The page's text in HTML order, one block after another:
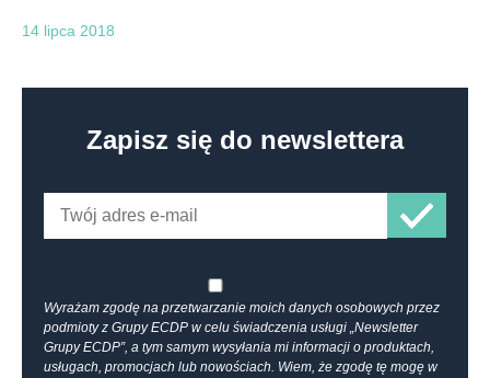
14 lipca 2018
Zapisz się do newslettera
Wyrażam zgodę na przetwarzanie moich danych osobowych przez
podmioty z Grupy ECDP w celu świadczenia usługi „Newsletter
Grupy ECDP”, a tym samym wysyłania mi informacji o produktach,
usługach, promocjach lub nowościach. Wiem, że zgodę tę mogę w